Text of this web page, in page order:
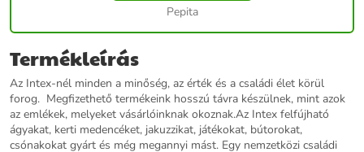
Pepita
Termékleírás
Az Intex-nél minden a minőség, az érték és a családi élet körül
forog. Megfizethető termékeink hosszú távra készülnek, mint azok
az emlékek, melyeket vásárlóinknak okoznak.Az Intex felfújható
ágyakat, kerti medencéket, jakuzzikat, játékokat, bútorokat,
csónakokat gyárt és még megannyi mást. Egy nemzetközi családi